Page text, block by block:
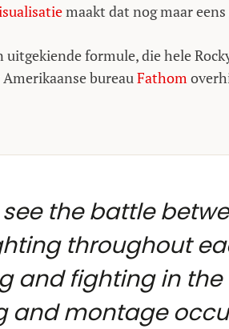
maakt dat nog maar
formule, die hele
bureau Fathom
see the battle
throughout
and fighting in the
and montage